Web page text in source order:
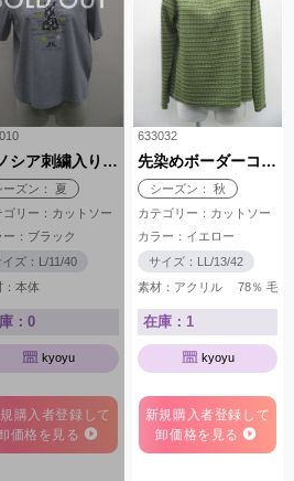
刺繍部分 スパンコール
ナノシア刺繍入りTシャツ
ーズン： 夏
ゴリー：カットソー
ー：ブラック
イズ：L/11/40
：本体 綿 100% 刺繍部分
：0
kyoyu
購入者登録して
価格を見る
633032
先染めボーダーコンシール付きカットソー
シーズン： 秋
カテゴリー：カットソー
カラー：イエロー
サイズ：LL/13/42
素材：アクリル
在庫：1
kyoyu
新規購入者登録して
卸価格を見る